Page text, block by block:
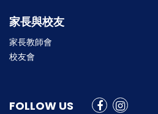
家長與校友
家長教師會
校友會
FOLLOW US